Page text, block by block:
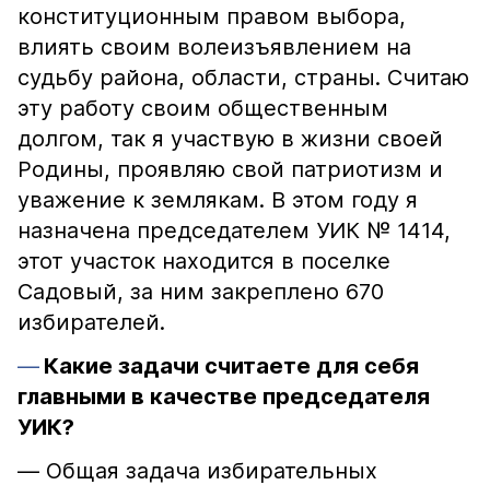
конституционным правом выбора,
влиять своим волеизъявлением на
судьбу района, области, страны. Считаю
эту работу своим общественным
долгом, так я участвую в жизни своей
Родины, проявляю свой патриотизм и
уважение к землякам. В этом году я
назначена председателем УИК № 1414,
этот участок находится в поселке
Садовый, за ним закреплено 670
избирателей.
Какие задачи считаете для себя
главными в качестве председателя
УИК?
— Общая задача избирательных